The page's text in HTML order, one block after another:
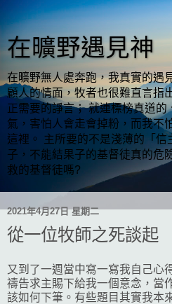
在曠野遇見神
在曠野無人處奔跑，我真實的遇
顧人的情面，牧者也很難直言指
正需要的諍言； 就連標榜真道的
氣，害怕人會走會掉粉，而我不
這裡。 主所要的不是淺薄的「
子，不能結果子的基督徒真的危
救的基督徒嗎?
2021年4月27日 星期二
從一位牧師之死談起
又到了一週當中寫一寫我自己心
禱告求主賜下給我一個意念，當
該如何下筆。有些題目其實我本